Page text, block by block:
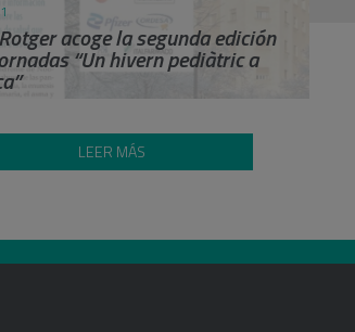
acoge la segunda edición
“Un hivern pediàtric a
LEER MÁS